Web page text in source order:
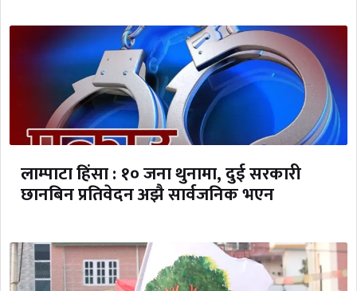
लाम्पाटा हिंसा : १० जना थुनामा, दुई सरकारी
छानबिन प्रतिवेदन अझै सार्वजनिक भएन